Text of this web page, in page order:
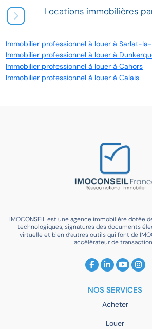
Locations immobilières
Immobilier professionnel à louer à Sarlat-
Immobilier professionnel à louer à
Immobilier professionnel à louer à Cahors
Immobilier professionnel à louer à Calais
IMOCONSEIL est une agence immobilière dotée
technologiques, signatures des documents
virtuelle et bien d’autres outils qui font de
accélérateur de
NOS SERVICES
Acheter
Louer